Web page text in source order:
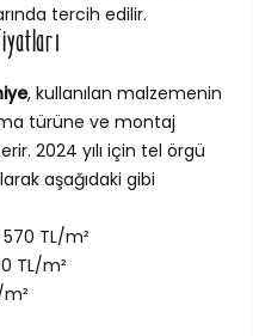
tercih edilir.
, kullanılan malzemenin
türüne ve montaj
2024 yılı için tel örgü
aşağıdaki gibi
TL/m²
TL/m²